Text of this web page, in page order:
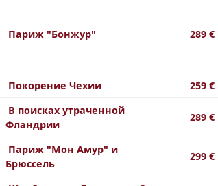
Париж "Бонжур" 289 €
Покорение Чехии 259 €
В поисках утраченной
Фландрии
289 €
Париж "Мон Амур" и
Брюссель
299 €